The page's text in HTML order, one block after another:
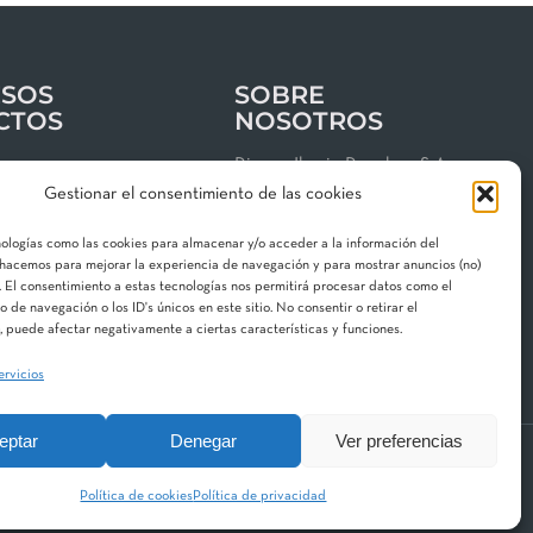
Gestionar el consentimiento de las cookies
como las cookies para almacenar y/o acceder a la información del
para mejorar la experiencia de navegación y para mostrar anuncios (no)
El consentimiento a estas tecnologías nos permitirá procesar datos como el
de navegación o los ID's únicos en este sitio. No consentir o retirar el
puede afectar negativamente a ciertas características y funciones.
Denegar Ver preferencias
Política de cookies Política de privacidad
privacidad
cookies
SOBRE
NOSOTROS
Riegos Iberia Regaber, S.A.
Grupo MAT Holding
08150 Parets del Vallès
Contacta con nosotros
Aquestia STF